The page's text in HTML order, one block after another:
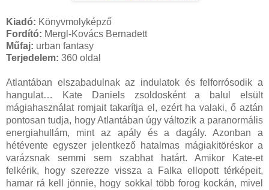
Kiadó: Könyvmolyképző
Fordító: Mergl-Kovács Bernadett
Műfaj: urban fantasy
Terjedelem: 360 oldal
Atlantában elszabadulnak az indulatok és felforrósodik a
hangulat… Kate Daniels zsoldosként a balul elsült
mágiahasználat romjait takarítja el, ezért ha valaki, ő aztán
pontosan tudja, hogy Atlantában úgy változik a paranormális
energiahullám, mint az apály és a dagály. Azonban a
hétévente egyszer jelentkező hatalmas mágiakitöréskor a
varázsnak semmi sem szabhat határt. Amikor Kate-et
felkérik, hogy szerezze vissza a Falka ellopott térképeit,
hamar rá kell jönnie, hogy sokkal több forog kockán, mivel